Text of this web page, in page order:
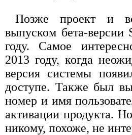
Позже проект и
выпуском бета-версии
году. Самое
2013 году, когда
версия системы
доступе. Также был
номер и имя
активации продукта.
никому, похоже, не